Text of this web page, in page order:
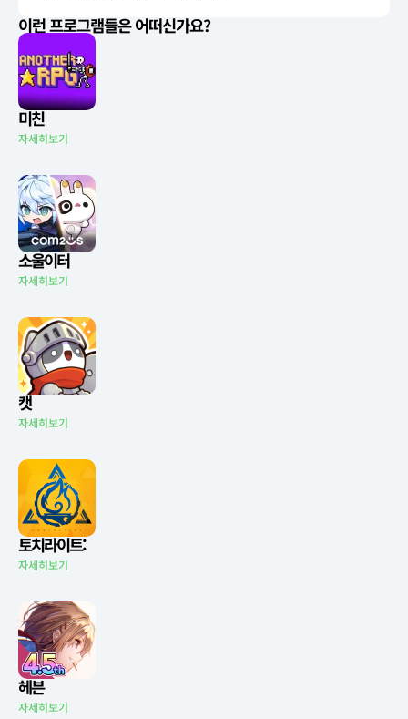
이런 프로그램들은 어떠신가요?
미친
자세히보기
소울이터
자세히보기
캣
자세히보기
토치라이트:
자세히보기
헤븐
자세히보기